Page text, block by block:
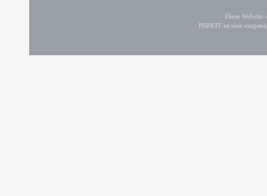
Diese
PHPKIT ist eine